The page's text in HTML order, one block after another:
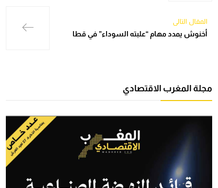
المقال التالي
أخنوش يمدد مهام “علبته السوداء” في قطا
مجلة المغرب الاقتصادي